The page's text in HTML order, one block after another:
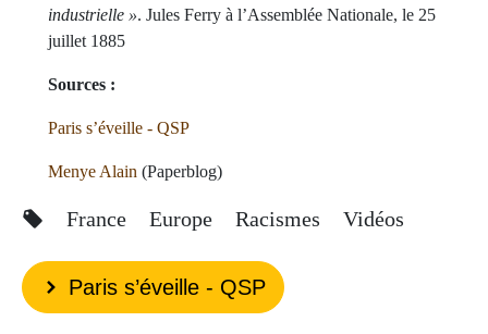
industrielle ». Jules Ferry à l’Assemblée Nationale, le 25
juillet 1885
Sources :
Paris s’éveille - QSP
Menye Alain (Paperblog)
France Europe Racismes Vidéos
Paris s’éveille - QSP